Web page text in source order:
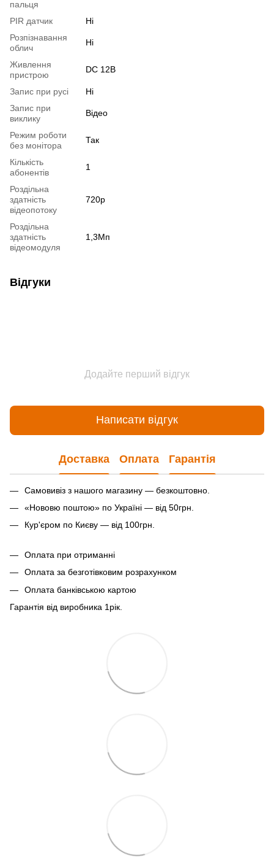
пальця
PIR датчик
Ні
Розпізнавання
облич
Ні
Живлення
пристрою
DC 12В
Запис при русі
Ні
Запис при
виклику
Відео
Режим роботи
без монітора
Так
Кількість
абонентів
1
Роздільна
здатність
відеопотоку
720p
Роздільна
здатність
відеомодуля
1,3Мп
Відгуки
Додайте перший відгук
Написати відгук
Доставка Оплата Гарантія
Самовивіз з нашого магазину — безкоштовно.
«Нововю поштою» по Україні — від 50грн.
Кур'єром по Києву — від 100грн.
Оплата при отриманні
Оплата за безготівковим розрахунком
Оплата банківською картою
Гарантія від виробника 1рiк.